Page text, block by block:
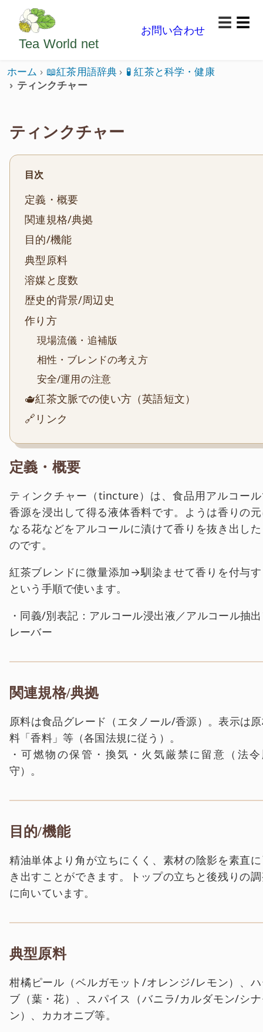
ようこそいらっしゃいました。どうぞごゆっくり楽
Tea World net
お問い合わせ
☰
ホーム 📖紅茶用語辞典
🧪 紅茶と科学・健康
ティンクチャー
ティンクチャー
目次
定義・概要
関連規格/典拠
目的/機能
典型原料
溶媒と度数
歴史的背景/周辺史
作り方
現場流儀・追補版
相性・ブレンドの考え方
安全/運用の注意
🫖紅茶文脈での使い方（英語短文）
🔗リンク
定義・概要
ティンクチャー（tincture）は、食品用アルコー
香源を浸出して得る液体香料です。ようは香りの
なる花などをアルコールに漬けて香りを抜き出し
のです。
紅茶ブレンドに微量添加→馴染ませて香りを付与
という手順で使います。
・同義/別表記：アルコール浸出液／アルコール抽
レーバー
関連規格/典拠
原料は食品グレード（エタノール/香源）。表示は
料「香料」等（各国法規に従う）。
・可燃物の保管・換気・火気厳禁に留意（法
守）。
目的/機能
精油単体より角が立ちにくく、素材の陰影を素直
き出すことができます。トップの立ちと後残りの
に向いています。
典型原料
柑橘ピール（ベルガモット/オレンジ/レモン）、
ブ（葉・花）、スパイス（バニラ/カルダモン/シ
ン）、カカオニブ等。